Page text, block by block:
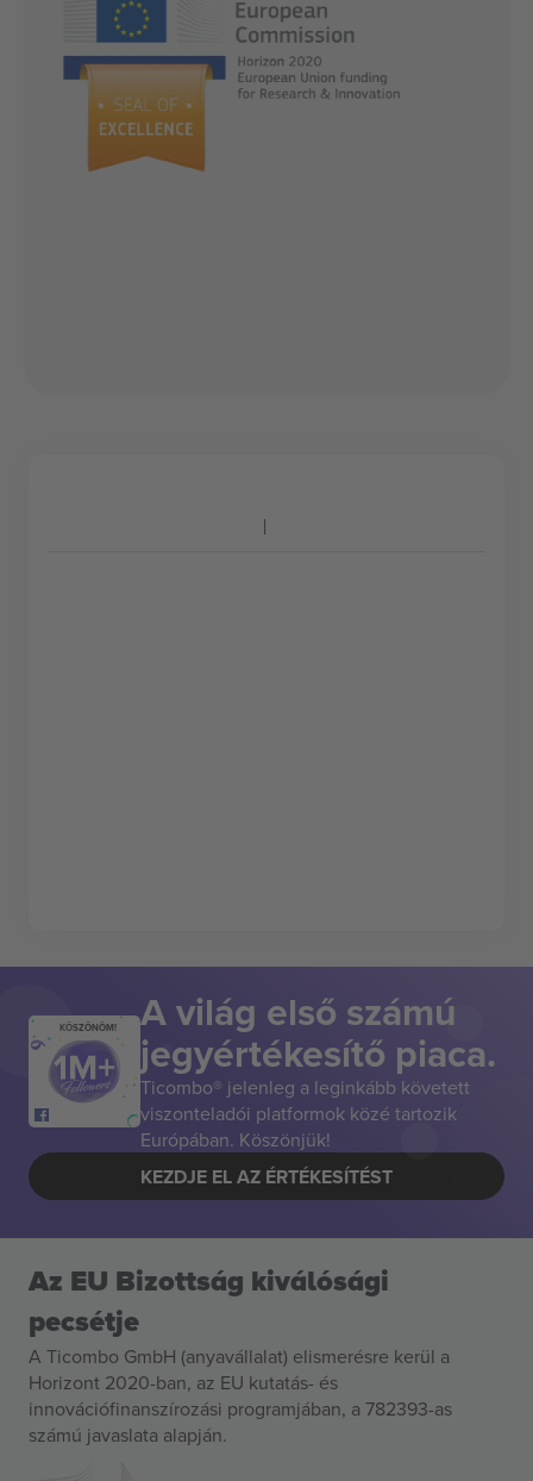
KÖSZÖNÖM! A világ első számú
jegyértékesítő piaca.
Ticombo® jelenleg a leginkább követett
viszonteladói platformok közé tartozik
Európában. Köszönjük!
KEZDJE EL AZ ÉRTÉKESÍTÉST
Az EU Bizottság kiválósági
pecsétje
A Ticombo GmbH (anyavállalat) elismerésre kerül a
Horizont 2020-ban, az EU kutatás- és
innovációfinanszírozási programjában, a 782393-as
számú javaslata alapján.